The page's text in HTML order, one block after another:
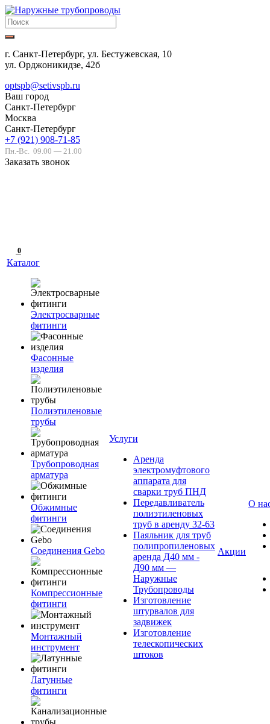
г. Санкт-Петербург, ул. Бестужевская, 10
ул. Орджоникидзе, 42б
optspb@setivspb.ru
Ваш город
Санкт-Петербург
Москва
Санкт-Петербург
+7 (921) 908-71-85
Пн.-Вс. 09.00 — 21.00
Заказать звонок
0
Каталог
Электросварные
фитинги
Фасонные
изделия
Полиэтиленовые
трубы
Трубопроводная
арматура
Обжимные
фитинги
Соединения Gebo
Компрессионные
фитинги
Монтажный
инструмент
Латунные
фитинги
Услуги
Аренда
электромуфтового
аппарата для
сварки труб ПНД
Передавливатель
полиэтиленовых
труб в аренду 32-63
Паяльник для труб
полипропиленовых
аренда Д40 мм -
Д90 мм —
Наружные
Трубопроводы
Изготовление
штурвалов для
задвижек
Изготовление
телескопических
штоков
Акции
О